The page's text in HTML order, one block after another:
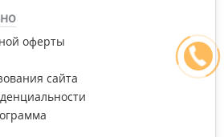
оферты
сайта